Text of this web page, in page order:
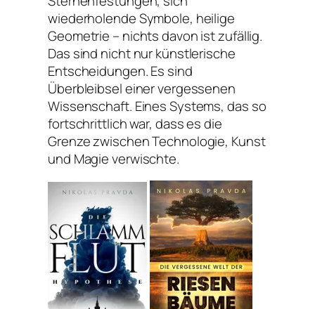
wiederholende Symbole, heilige
Geometrie – nichts davon ist zufällig.
Das sind nicht nur künstlerische
Entscheidungen. Es sind
Überbleibsel einer vergessenen
Wissenschaft. Eines Systems, das so
fortschrittlich war, dass es die
Grenze zwischen Technologie, Kunst
und Magie verwischte.